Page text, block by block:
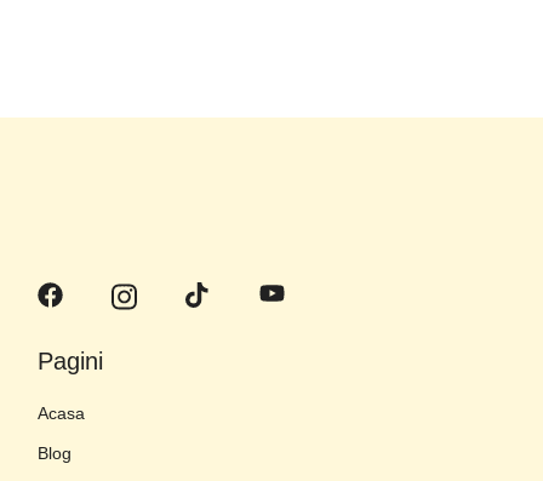
Pagini
Acasa
Blog